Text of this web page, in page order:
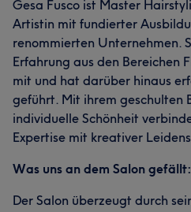
Gesa Fusco ist Master
Artistin mit fundierter
renommierten Unternehmen.
Erfahrung aus den Bereichen
mit und hat darüber hinaus
geführt. Mit ihrem geschulten
individuelle Schönheit
Expertise mit kreativer
Was uns an dem Salon gefällt:
Der Salon überzeugt durch